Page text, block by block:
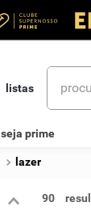
listas
seja prime
lazer
90
termos